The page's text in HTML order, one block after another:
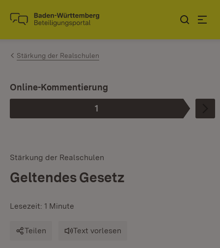
Zum Inhalt springen
Link zur Startseite
Stärkung der Realschulen
Phase
1
:
Online-Kommentierung
Stärkung der Realschulen
Geltendes Gesetz
Lesezeit: 1 Minute
Teilen Text vorlesen